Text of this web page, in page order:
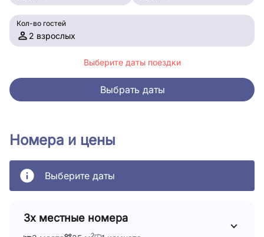
Номера и цены
Выберите даты
3х местные номера
Кол-во гостей
2 взрослых
Выберите даты поездки
Выбрать даты